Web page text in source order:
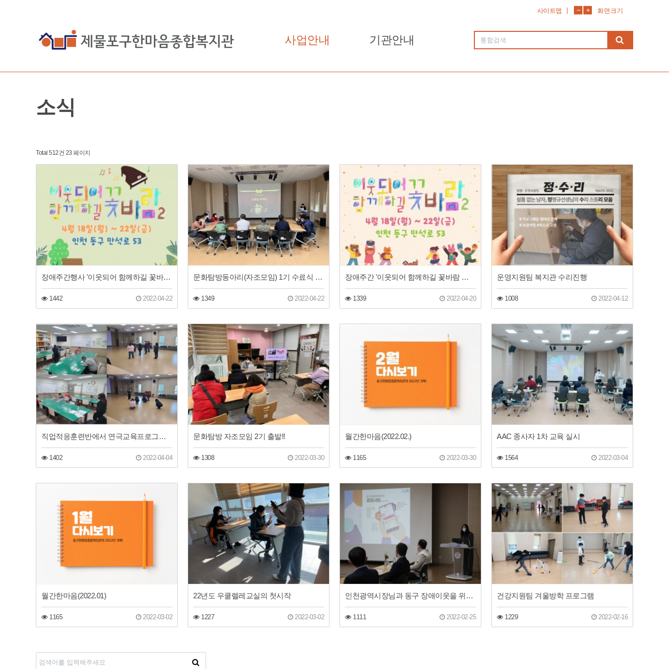
사이트맵 화면크기
사업안내 기관안내
소식
Total 512건 23 페이지
장애주간행사 '이웃되어 함께하길 꽃바람2'
1442 2022-04-22
문화탐방동아리(자조모임) 1기 수료식 진행!
1349 2022-04-22
장애주간 '이웃되어 함께하길 꽃바람 시즌2' 스토리 1
1339 2022-04-20
운영지원팀 복지관 수리진행
1008 2022-04-12
직업적응훈련반에서 연극교육프로그램을 진행합니다.
1402 2022-04-04
문화탐방 자조모임 2기 출발!!
1308 2022-03-30
월간한마음(2022.02.)
1165 2022-03-30
AAC 종사자 1차 교육 실시
1564 2022-03-04
월간한마음(2022.01)
1165 2022-03-02
22년도 우쿨렐레교실의 첫시작
1227 2022-03-02
인천광역시장님과 동구 장애이웃을 위한 지원방향을 수립하였습니다
1111 2022-02-25
건강지원팀 겨울방학 프로그램
1229 2022-02-16